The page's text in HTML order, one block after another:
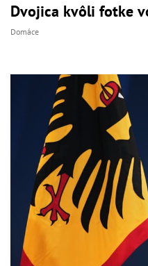
Dvojica kvôli fotke
Domáce